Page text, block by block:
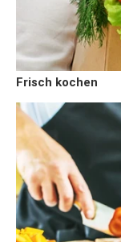
Frisch kochen